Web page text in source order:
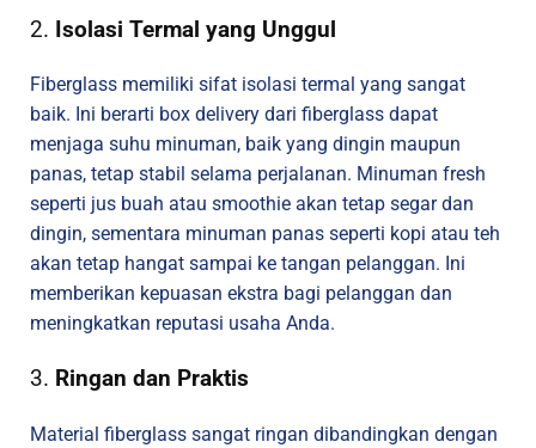
2. Isolasi Termal yang Unggul
Fiberglass memiliki sifat isolasi termal yang sangat
baik. Ini berarti box delivery dari fiberglass dapat
menjaga suhu minuman, baik yang dingin maupun
panas, tetap stabil selama perjalanan. Minuman fresh
seperti jus buah atau smoothie akan tetap segar dan
dingin, sementara minuman panas seperti kopi atau teh
akan tetap hangat sampai ke tangan pelanggan. Ini
memberikan kepuasan ekstra bagi pelanggan dan
meningkatkan reputasi usaha Anda.
3. Ringan dan Praktis
Material fiberglass sangat ringan dibandingkan dengan